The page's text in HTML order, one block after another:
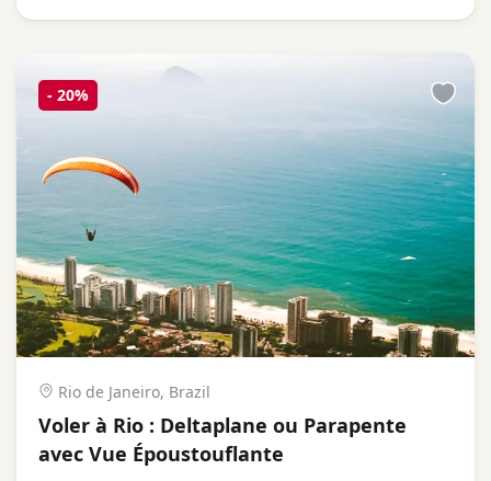
- 20%
Rio de Janeiro, Brazil
Voler à Rio : Deltaplane ou Parapente
avec Vue Époustouflante